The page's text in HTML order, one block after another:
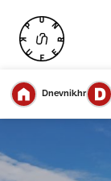
Dnevnik.hr